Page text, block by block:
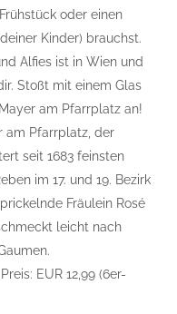
oder einen
Kinder) brauchst.
Alfies ist in Wien und
Stoßt mit einem Glas
Mayer am Pfarrplatz an!
am Pfarrplatz, der
seit 1683 feinsten
im 17. und 19. Bezirk
Fräulein Rosé
leicht nach
EUR 12,99 (6er-